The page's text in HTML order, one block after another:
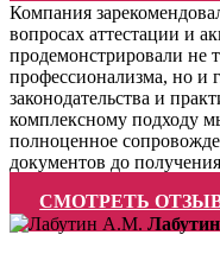
Компания
вопросах аттестации и
продемонстрировали не
профессионализма, но и
законодательства и
комплексному подходу
полноценное
документов до
СМОТРЕТЬ